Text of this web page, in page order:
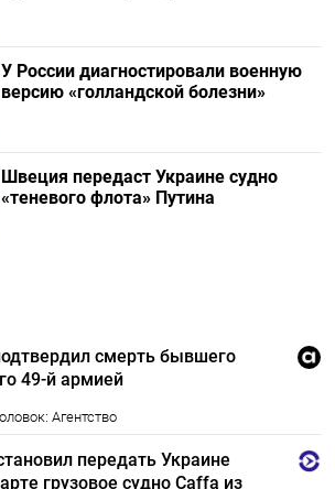
У России диагностировали военную
версию «голландской болезни»
Швеция передаст Украине судно
«теневого флота» Путина